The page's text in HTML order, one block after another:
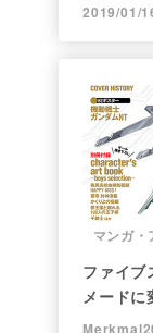
2019/01/
マンガ・
ファイブ
メードに